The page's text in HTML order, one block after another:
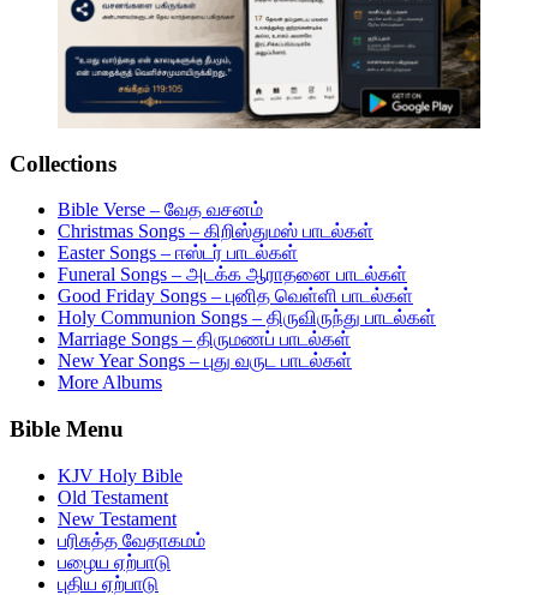
Collections
Bible Verse – வேத வசனம்
Christmas Songs – கிறிஸ்துமஸ் பாடல்கள்
Easter Songs – ஈஸ்டர் பாடல்கள்
Funeral Songs – அடக்க ஆராதனை பாடல்கள்
Good Friday Songs – புனித வெள்ளி பாடல்கள்
Holy Communion Songs – திருவிருந்து பாடல்கள்
Marriage Songs – திருமணப் பாடல்கள்
New Year Songs – புது வருட பாடல்கள்
More Albums
Bible Menu
KJV Holy Bible
Old Testament
New Testament
பரிசுத்த வேதாகமம்
பழைய ஏற்பாடு
புதிய ஏற்பாடு